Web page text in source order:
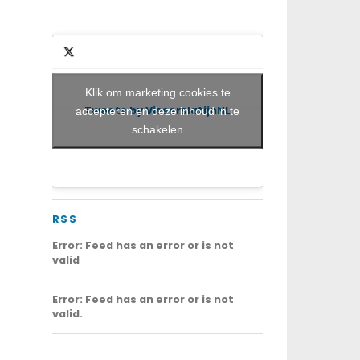
Tweets by VisserslatijnNL
Klik om marketing cookies te
accepteren en deze inhoud in te
schakelen
RSS
Error: Feed has an error or is not
valid
Error: Feed has an error or is not
valid.